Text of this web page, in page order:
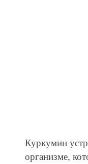
Куркумин
организме,